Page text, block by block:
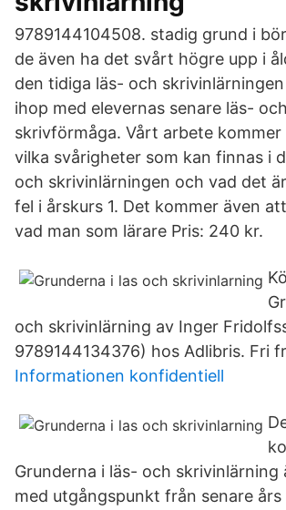
9789144104508. stadig grund i
de även ha det svårt högre upp i
den tidiga läs- och
ihop med elevernas senare läs- och
skrivförmåga. Vårt arbete
vilka svårigheter som kan finnas i
och skrivinlärningen och vad det
fel i årskurs 1. Det kommer även
vad man som lärare Pris: 240 kr.
och skrivinlärning av Inger
9789144134376) hos Adlibris. Fri
Informationen konfidentiell
Grunderna i läs- och skrivinlärning
med utgångspunkt från senare